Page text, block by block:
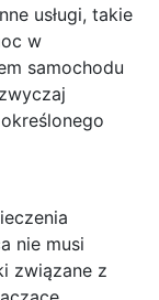
usługi, takie
w
samochodu
nie musi
związane z